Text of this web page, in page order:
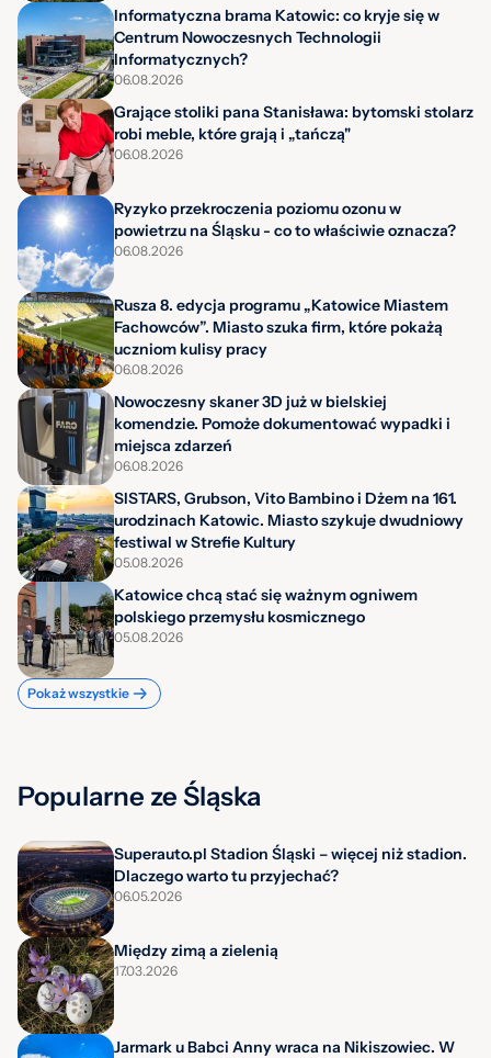
Informatyczna brama Katowic: co kryje się w
Centrum Nowoczesnych Technologii
Informatycznych?
06.08.2026
Grające stoliki pana Stanisława: bytomski stolarz
robi meble, które grają i „tańczą"
06.08.2026
Ryzyko przekroczenia poziomu ozonu w
powietrzu na Śląsku - co to właściwie oznacza?
06.08.2026
Rusza 8. edycja programu „Katowice Miastem
Fachowców”. Miasto szuka firm, które pokażą
uczniom kulisy pracy
06.08.2026
Nowoczesny skaner 3D już w bielskiej
komendzie. Pomoże dokumentować wypadki i
miejsca zdarzeń
06.08.2026
SISTARS, Grubson, Vito Bambino i Dżem na 161.
urodzinach Katowic. Miasto szykuje dwudniowy
festiwal w Strefie Kultury
05.08.2026
Katowice chcą stać się ważnym ogniwem
polskiego przemysłu kosmicznego
05.08.2026
Pokaż wszystkie
Popularne ze Śląska
Superauto.pl Stadion Śląski – więcej niż stadion.
Dlaczego warto tu przyjechać?
06.05.2026
Między zimą a zielenią
17.03.2026
Jarmark u Babci Anny wraca na Nikiszowiec. W